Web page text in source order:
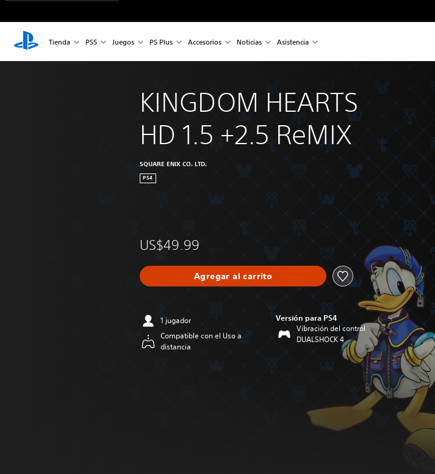
Tienda PS5 Juegos PS Plus Accesorios Noticias Asistencia
KINGDOM HEARTS
HD 1.5 +2.5 ReMIX
SQUARE ENIX CO. LTD.
PS4
US$49.99
Agregar al carrito
1 jugador
Compatible con el Uso a
distancia
Versión para PS4
Vibración del control
DUALSHOCK 4